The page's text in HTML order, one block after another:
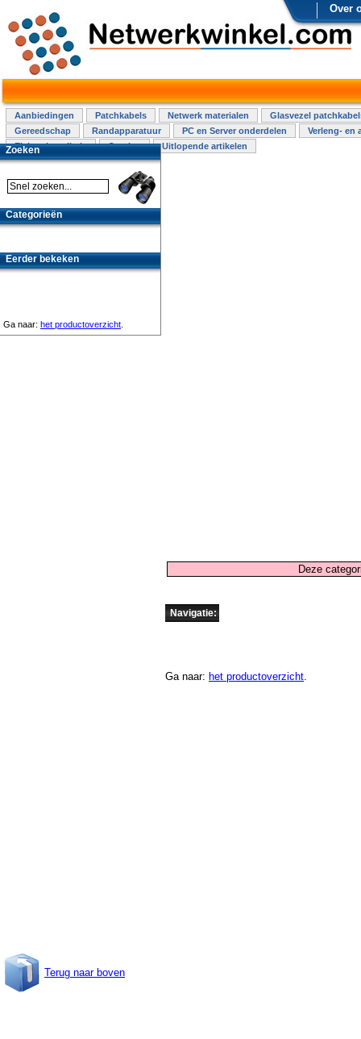
Over
Aanbiedingen Patchkabels Netwerk materialen
Glasvezel
Gereedschap
Randapparatuur PC en Server onderdelen
Verleng- en
Elektra installatie
Overige Uitlopende artikelen
Deze
Navigatie:
Ga naar: het productoverzicht.
Terug naar boven
Zoeken
Categorieën
Eerder bekeken
Ga naar: het productoverzicht